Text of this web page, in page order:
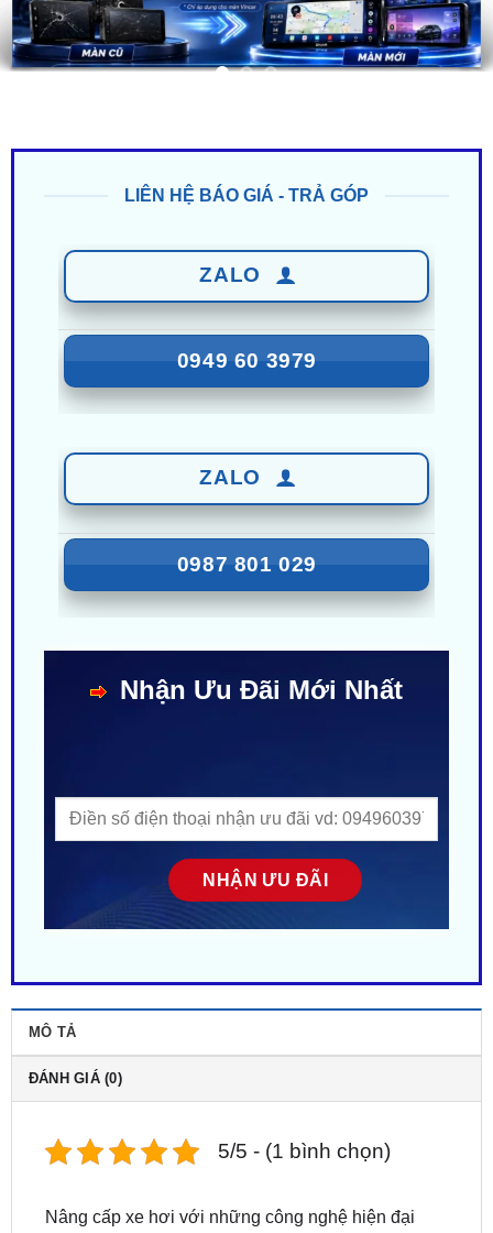
0949 60 3979
0987 801 029
ĐÁNH GIÁ (0)
Nâng cấp xe hơi với những công nghệ hiện đại
với các dòng xe sang trọng nhưHonda Civic. Trong